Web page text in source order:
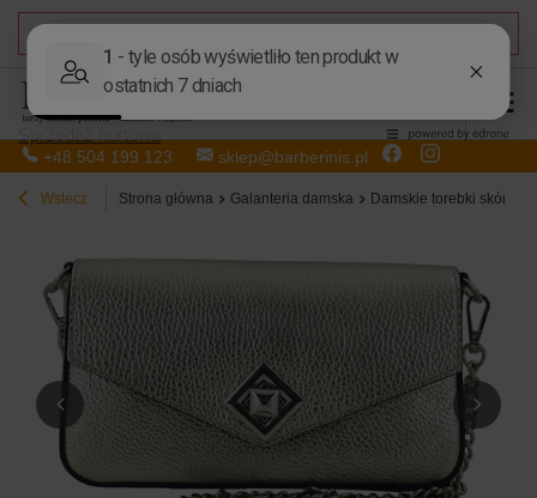
+48 504 199 123 sklep@barberinis.pl
Wstecz Strona główna Galanteria damska Damskie torebki